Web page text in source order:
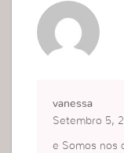
vanessa
Setembro 5,
e Somos nos